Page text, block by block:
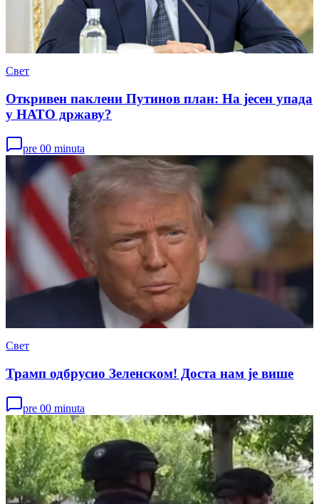
Свет
Откривен паклени Путинов план: На јесен упада
у НАТО државу?
pre 00 minuta
Свет
Трамп одбрусио Зеленском! Доста нам је више
pre 00 minuta